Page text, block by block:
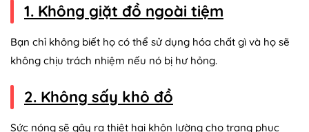
1. Không giặt đồ ngoài tiệm
Bạn chỉ không biết họ có thể sử dụng hóa chất gì và họ sẽ
không chịu trách nhiệm nếu nó bị hư hỏng.
2. Không sấy khô đồ
Sức nóng sẽ gây ra thiệt hại khôn lường cho trang phục